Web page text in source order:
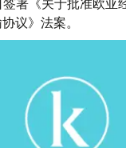
署《关于批准欧亚
议》法案。